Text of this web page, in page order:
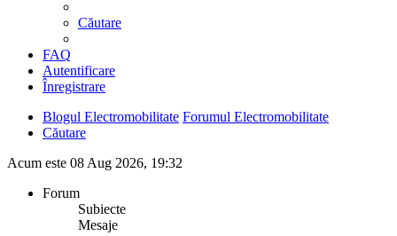
Căutare
FAQ
Autentificare
Înregistrare
Blogul Electromobilitate Forumul Electromobilitate
Căutare
Acum este 08 Aug 2026, 19:32
Forum
Subiecte
Mesaje